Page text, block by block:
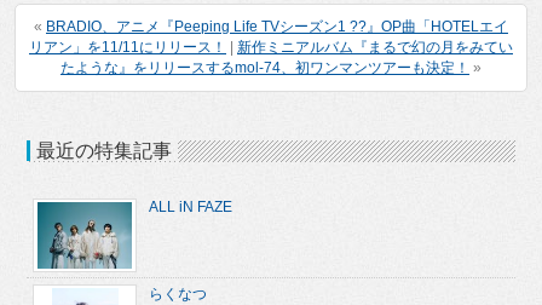
« BRADIO、アニメ『Peeping Life TVシーズン1 ??』OP曲「HOTELエイ
リアン」を11/11にリリース！
新作ミニアルバム『まるで幻の月をみてい
たような』をリリースするmol-74、初ワンマンツアーも決定！ »
最近の特集記事
ALL iN FAZE
らくなつ